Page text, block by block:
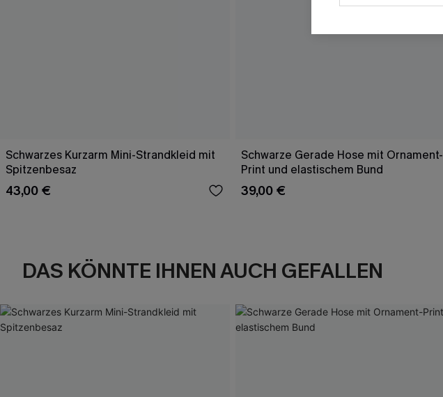
Schwarzes Kurzarm Mini-Strandkleid mit
Spitzenbesaz
43,00 €
Schwarze Gerade Hose mit Ornament-
Print und elastischem Bund
39,00 €
DAS KÖNNTE IHNEN AUCH GEFALLEN